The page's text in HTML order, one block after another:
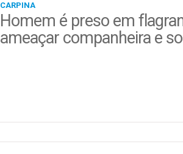
CARPINA
Homem é preso em
ameaçar companheira e